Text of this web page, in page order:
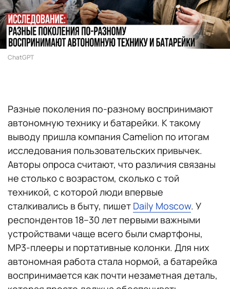
ChatGPT
Разные поколения по-разному воспринимают
автономную технику и батарейки. К такому
выводу пришла компания Camelion по итогам
исследования пользовательских привычек.
Авторы опроса считают, что различия связаны
не столько с возрастом, сколько с той
техникой, с которой люди впервые
сталкивались в быту, пишет Daily Moscow. У
респондентов 18–30 лет первыми важными
устройствами чаще всего были смартфоны,
MP3-плееры и портативные колонки. Для них
автономная работа стала нормой, а батарейка
воспринимается как почти незаметная деталь,